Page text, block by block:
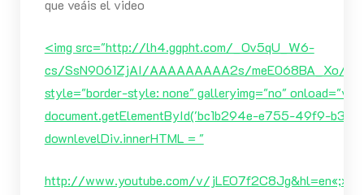
que veáis el video
<img src="http://lh4.ggpht.com/_Ov5qU_W6-
cs/SsN9061ZjAI/AAAAAAAAA2s/meE068BA_Xo/
style="border-style: none" galleryimg="no" onload="var
document.getElementById('bc1b294e-e755-49f9-
downlevelDiv.innerHTML = "
http://www.youtube.com/v/jLEO7f2C8Jg&hl=en«;»